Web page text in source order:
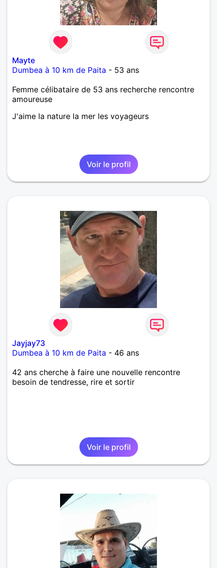
Mayte
Dumbea à 10 km de Paita - 53 ans
Femme célibataire de 53 ans recherche rencontre
amoureuse
J'aime la nature la mer les voyageurs
Voir le profil
Jayjay73
Dumbea à 10 km de Paita - 46 ans
42 ans cherche à faire une nouvelle rencontre
besoin de tendresse, rire et sortir
Voir le profil